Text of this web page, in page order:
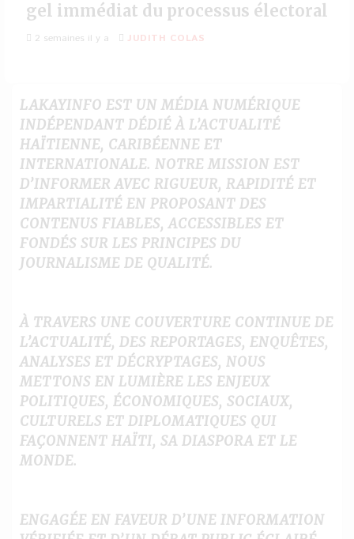
gel immédiat du processus électoral
2 semaines il y a JUDITH COLAS
LAKAYINFO EST UN MÉDIA NUMÉRIQUE
INDÉPENDANT DÉDIÉ À L’ACTUALITÉ
HAÏTIENNE, CARIBÉENNE ET
INTERNATIONALE. NOTRE MISSION EST
D’INFORMER AVEC RIGUEUR, RAPIDITÉ ET
IMPARTIALITÉ EN PROPOSANT DES
CONTENUS FIABLES, ACCESSIBLES ET
FONDÉS SUR LES PRINCIPES DU
JOURNALISME DE QUALITÉ.
À TRAVERS UNE COUVERTURE CONTINUE DE
L’ACTUALITÉ, DES REPORTAGES, ENQUÊTES,
ANALYSES ET DÉCRYPTAGES, NOUS
METTONS EN LUMIÈRE LES ENJEUX
POLITIQUES, ÉCONOMIQUES, SOCIAUX,
CULTURELS ET DIPLOMATIQUES QUI
FAÇONNENT HAÏTI, SA DIASPORA ET LE
MONDE.
ENGAGÉE EN FAVEUR D’UNE INFORMATION